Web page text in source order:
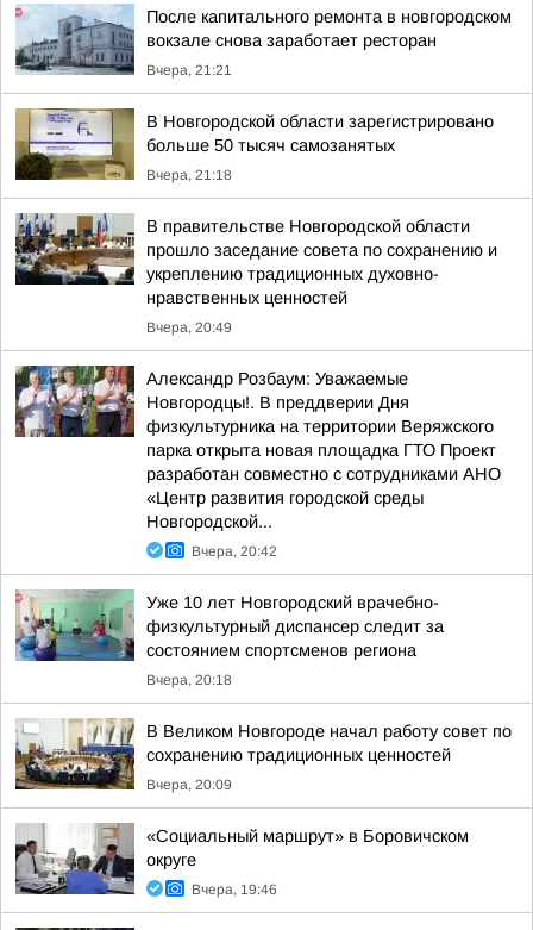
После капитального ремонта в новгородском
вокзале снова заработает ресторан
Вчера, 21:21
В Новгородской области зарегистрировано
больше 50 тысяч самозанятых
Вчера, 21:18
В правительстве Новгородской области
прошло заседание совета по сохранению и
укреплению традиционных духовно-
нравственных ценностей
Вчера, 20:49
Александр Розбаум: Уважаемые
Новгородцы!. В преддверии Дня
физкультурника на территории Веряжского
парка открыта новая площадка ГТО Проект
разработан совместно с сотрудниками АНО
«Центр развития городской среды
Новгородской...
Вчера, 20:42
Уже 10 лет Новгородский врачебно-
физкультурный диспансер следит за
состоянием спортсменов региона
Вчера, 20:18
В Великом Новгороде начал работу совет по
сохранению традиционных ценностей
Вчера, 20:09
«Социальный маршрут» в Боровичском
округе
Вчера, 19:46